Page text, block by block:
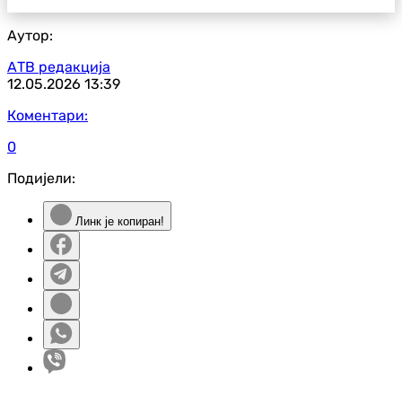
Аутор:
АТВ редакција
12.05.2026 13:39
Коментари:
0
Подијели:
Линк је копиран!